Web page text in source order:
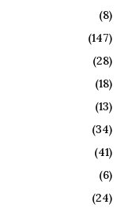
(8)
(147)
(28)
(18)
(13)
(34)
(41)
(6)
(24)